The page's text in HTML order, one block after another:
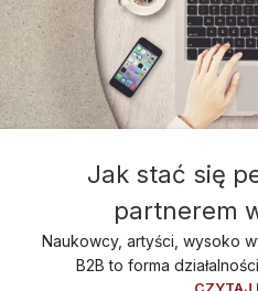
Jak stać się
partnerem
Naukowcy, artyści, wysoko
B2B to forma